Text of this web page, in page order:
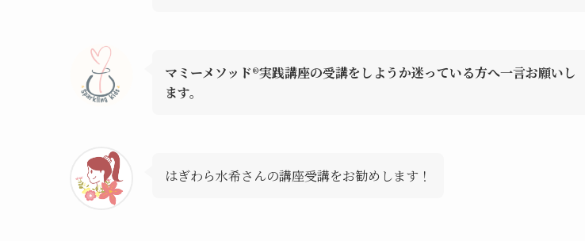
マミーメソッド®︎実践講座の受講をしようか迷っている方へ一言お願いし
ます。
はぎわら水希さんの講座受講をお勧めします！